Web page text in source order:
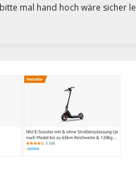
mal hand hoch wäre sicher